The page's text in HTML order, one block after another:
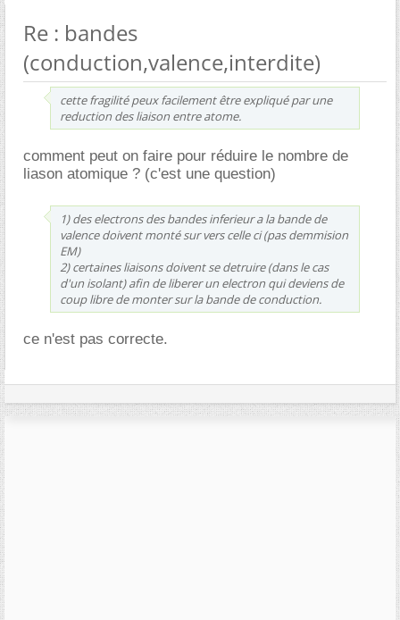
Re : bandes
(conduction,valence,interdite)
cette fragilité peux facilement être expliqué par une
reduction des liaison entre atome.
comment peut on faire pour réduire le nombre de
liason atomique ? (c'est une question)
1) des electrons des bandes inferieur a la bande de
valence doivent monté sur vers celle ci (pas demmision
EM)
2) certaines liaisons doivent se detruire (dans le cas
d'un isolant) afin de liberer un electron qui deviens de
coup libre de monter sur la bande de conduction.
ce n'est pas correcte.